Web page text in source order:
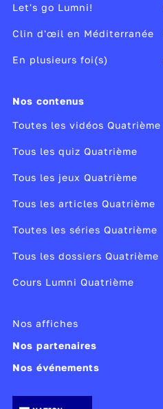
Let's go Lumni!
Clin d'œil en Méditerranée
En plusieurs foi(s)
Nos contenus
Toutes les vidéos Quatrième
Tous les quiz Quatrième
Tous les jeux Quatrième
Tous les articles Quatrième
Toutes les séries Quatrième
Tous les dossiers Quatrième
Cours Lumni Quatrième
Nos affiches
Nos partenaires
Nos événements